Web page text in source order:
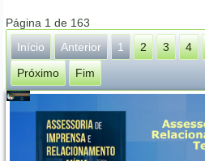
Página 1 de 163
Início
Anterior 1 2 3 4
Próximo
Fim